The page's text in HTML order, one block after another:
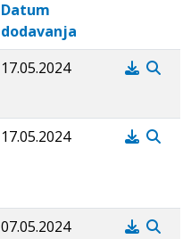
Datum
dodavanja
17.05.2024
17.05.2024
07.05.2024